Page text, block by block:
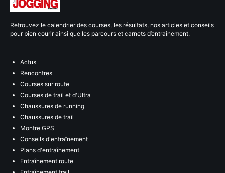
Retrouvez le calendrier des courses, les résultats, nos articles et conseils
pour bien courir ainsi que les parcours et carnets d’entraînement.
Actus
Rencontres
Courses sur route
Courses de trail et d'Ultra
Chaussures de running
Chaussures de trail
Montre GPS
Conseils d'entraînement
Plans d'entraînement
Entraînement route